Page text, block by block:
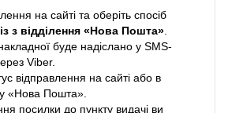
на сайті та оберіть спосіб
з відділення «Нова Пошта»
буде надіслано у SMS-
Viber.
відправлення на сайті або в
«Нова Пошта».
посилки до пункту видачі ви